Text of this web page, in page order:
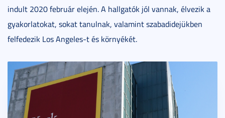
indult 2020 február elején. A hallgatók jól vannak, élvezik a
gyakorlatokat, sokat tanulnak, valamint szabadidejükben
felfedezik Los Angeles-t és környékét.